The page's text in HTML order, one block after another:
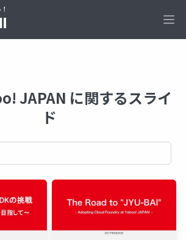
JAPAN に関するスライ
ド